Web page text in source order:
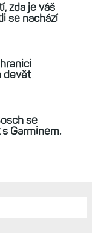
zda je váš
se nachází
devět
se
Garminem.